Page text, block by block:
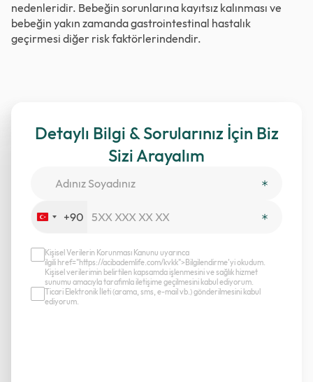
nedenleridir. Bebeğin sorunlarına kayıtsız kalınması ve
bebeğin yakın zamanda gastrointestinal hastalık
geçirmesi diğer risk faktörlerindendir.
Detaylı Bilgi & Sorularınız İçin Biz
Sizi Arayalım
Turkey
+90
Kişisel Verilerin Korunması Kanunu uyarınca
ilgili href="https://acibademlife.com/kvkk">Bilgilendirme’yi okudum.
Kişisel verilerimin belirtilen kapsamda işlenmesini ve sağlık hizmet
sunumu amacıyla tarafımla iletişime geçilmesini kabul ediyorum.
Ticari Elektronik İleti (arama, sms, e-mail vb.) gönderilmesini kabul
ediyorum.